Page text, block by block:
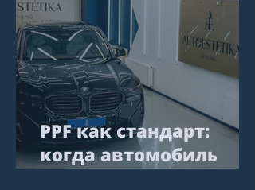
PPF как стандарт:
когда автомобиль